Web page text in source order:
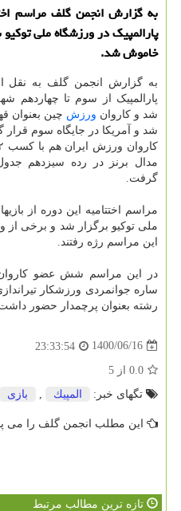
به گزارش انجمن گلف مراسم
پارالمپیک در ورزشگاه ملی
خاموش شد.
به گزارش انجمن گلف به نقل از
پارالمپیک از سوم تا چهاردهم
شد و کاروان ورزش چین بعنوان
شد و آمریکا در جایگاه سوم قرار
مدال برنز در رده سیزدهم
گرفت.
مراسم اختتامیه این دوره از
ملی توکیو برگزار شد و برخی از
این مراسم رژه رفتند.
در این مراسم شش عضو
ساره جوانمردی ورزشکار
رشته بعنوان پرچمدار حضور
1400/06/16
23:33:54
0.0 از 5
تگهای خبر:
المپیك بازی
این مطلب انجمن گلف را می
تازه ترین مطالب مرتبط